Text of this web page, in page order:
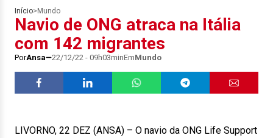
Início> Mundo
Navio de ONG atraca na Itália
com 142 migrantes
PorAnsa 22/12/22 - 09h03minEmMundo
LIVORNO, 22 DEZ (ANSA) – O navio da ONG Life Support